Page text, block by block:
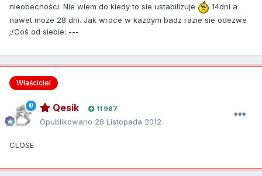
nieobecności: Nie wiem do kiedy to sie ustabilizuje
14dni a
nawet moze 28 dni. Jak wroce w kazdym badz razie sie odezwe
;/Coś od siebie: ---
Właściciel
Qesik 11 987
Opublikowano 28 Listopada 2012
CLOSE